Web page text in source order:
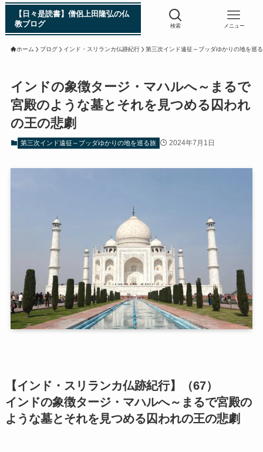
浄土真宗入門 親鸞伝
シン日本仏教史
インド・スリランカ編
インド・スリランカ仏跡紀行
第一次インド遠征～ガンジス川の聖地を訪ねて
第二次インド遠征～インド中南部の遺跡を訪ねて
仏教聖地スリランカ紀行
第三次インド遠征～ブッダゆかりの地を巡る旅
プロフィール
仏教コラム・法話
【日々是読書】僧侶上田隆弘の仏
教ブログ
検索 メニュー
ホーム ブログ インド・スリランカ仏跡紀行 第三次インド遠征～ブッダゆかりの地を巡
インドの象徴タージ・マハルへ～まるで
宮殿のような墓とそれを見つめる囚われ
の王の悲劇
第三次インド遠征～ブッダゆかりの地を巡る旅 2024年7月1日
【インド・スリランカ仏跡紀行】（67）
インドの象徴タージ・マハルへ～まるで宮殿の
ような墓とそれを見つめる囚われの王の悲劇